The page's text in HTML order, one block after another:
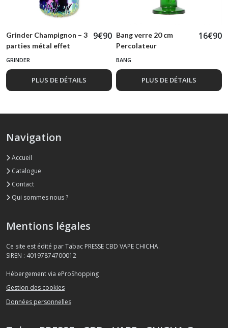
Grinder Champignon – 3
parties métal effet
holographique
9€90
GRINDER
PLUS DE DÉTAILS
Bang verre 20 cm
Percolateur
16€90
BANG
PLUS DE DÉTAILS
Navigation
Accueil
Catalogue
Contact
Qui sommes nous ?
Mentions légales
Ce site est édité par Tabac PRESSE CBD VAPE CHICHA.
SIREN : 40197874700012
Hébergement via eProShopping
Gestion des cookies
Données personnelles